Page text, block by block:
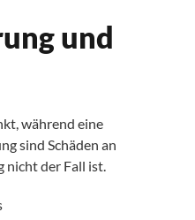
und
während eine
sind Schäden an
nicht der Fall ist.